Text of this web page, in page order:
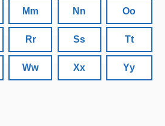
Mm Nn Oo
Rr Ss Tt
Ww Xx Yy